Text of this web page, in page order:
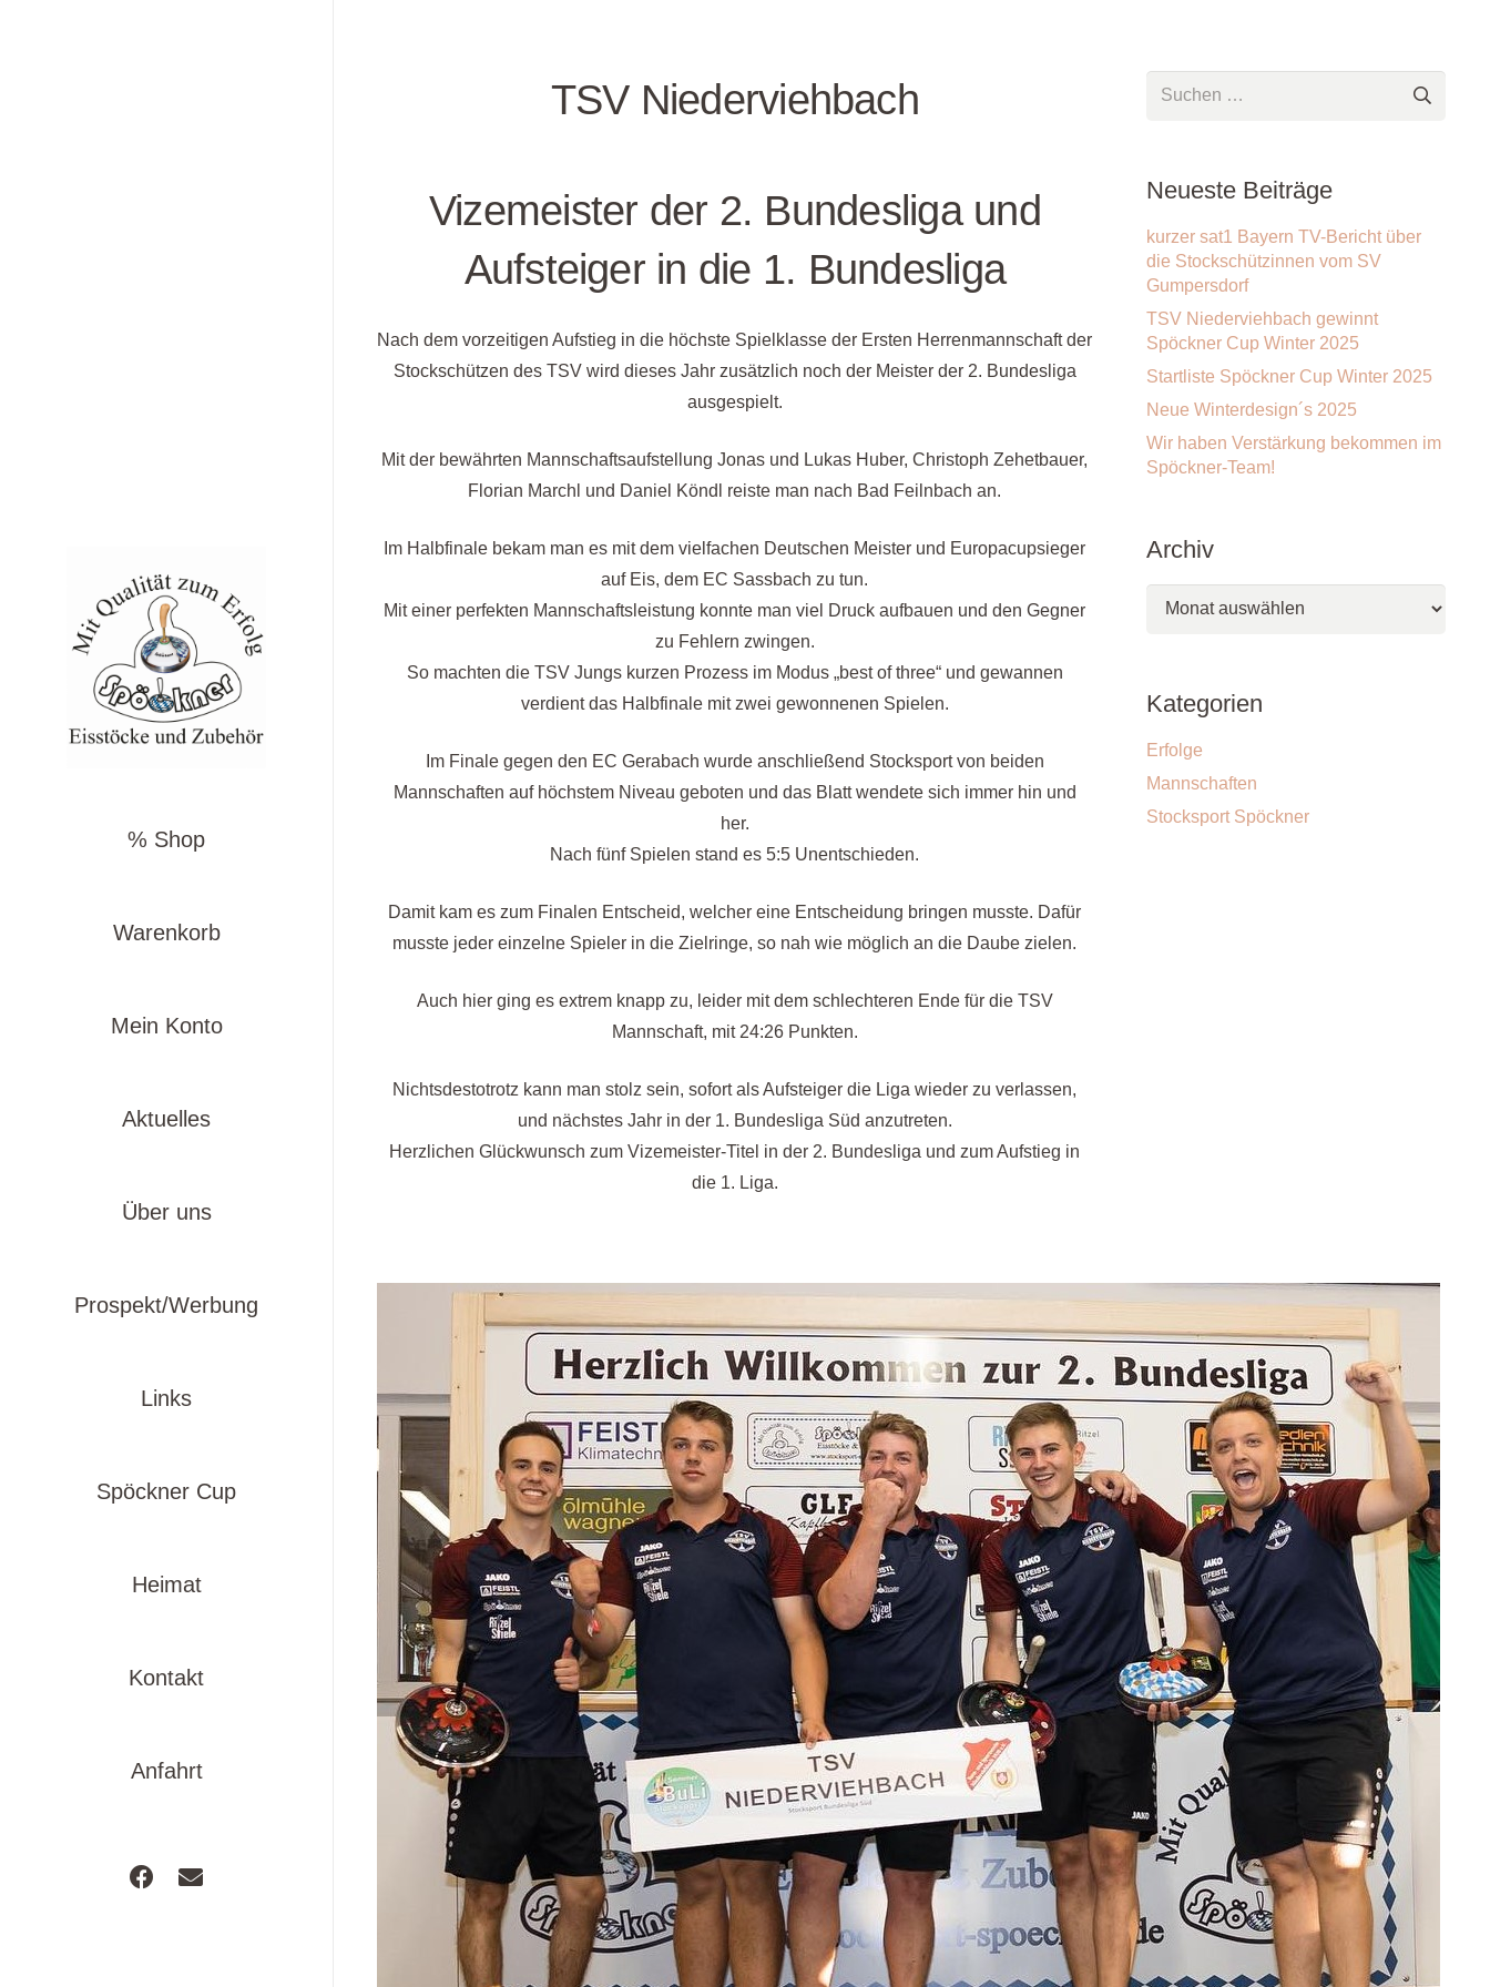
% Shop
Warenkorb
Mein Konto
Aktuelles
Über uns
Prospekt/Werbung
Links
Spöckner Cup
Heimat
Kontakt
Anfahrt
TSV Niederviehbach
Vizemeister der 2. Bundesliga und
Aufsteiger in die 1. Bundesliga
Nach dem vorzeitigen Aufstieg in die höchste Spielklasse der Ersten Herrenmannschaft der
Stockschützen des TSV wird dieses Jahr zusätzlich noch der Meister der 2. Bundesliga
ausgespielt.
Mit der bewährten Mannschaftsaufstellung Jonas und Lukas Huber, Christoph Zehetbauer,
Florian Marchl und Daniel Köndl reiste man nach Bad Feilnbach an.
Im Halbfinale bekam man es mit dem vielfachen Deutschen Meister und Europacupsieger
auf Eis, dem EC Sassbach zu tun.
Mit einer perfekten Mannschaftsleistung konnte man viel Druck aufbauen und den Gegner
zu Fehlern zwingen.
So machten die TSV Jungs kurzen Prozess im Modus „best of three“ und gewannen
verdient das Halbfinale mit zwei gewonnenen Spielen.
Im Finale gegen den EC Gerabach wurde anschließend Stocksport von beiden
Mannschaften auf höchstem Niveau geboten und das Blatt wendete sich immer hin und
her.
Nach fünf Spielen stand es 5:5 Unentschieden.
Damit kam es zum Finalen Entscheid, welcher eine Entscheidung bringen musste. Dafür
musste jeder einzelne Spieler in die Zielringe, so nah wie möglich an die Daube zielen.
Auch hier ging es extrem knapp zu, leider mit dem schlechteren Ende für die TSV
Mannschaft, mit 24:26 Punkten.
Nichtsdestotrotz kann man stolz sein, sofort als Aufsteiger die Liga wieder zu verlassen,
und nächstes Jahr in der 1. Bundesliga Süd anzutreten.
Herzlichen Glückwunsch zum Vizemeister-Titel in der 2. Bundesliga und zum Aufstieg in
die 1. Liga.
Suchen
Neueste Beiträge
kurzer sat1 Bayern TV-Bericht über
die Stockschützinnen vom SV
Gumpersdorf
TSV Niederviehbach gewinnt
Spöckner Cup Winter 2025
Startliste Spöckner Cup Winter 2025
Neue Winterdesign´s 2025
Wir haben Verstärkung bekommen im
Spöckner-Team!
Archiv
Archiv
Kategorien
Erfolge
Mannschaften
Stocksport Spöckner